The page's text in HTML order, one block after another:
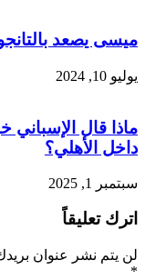
ميسى يصعد بالتانجو
يوليو 10, 2024
ماذا قال الإسباني
داخل الأهلي؟
سبتمبر 1, 2025
اترك تعليقاً
لن يتم نشر عنوان
*